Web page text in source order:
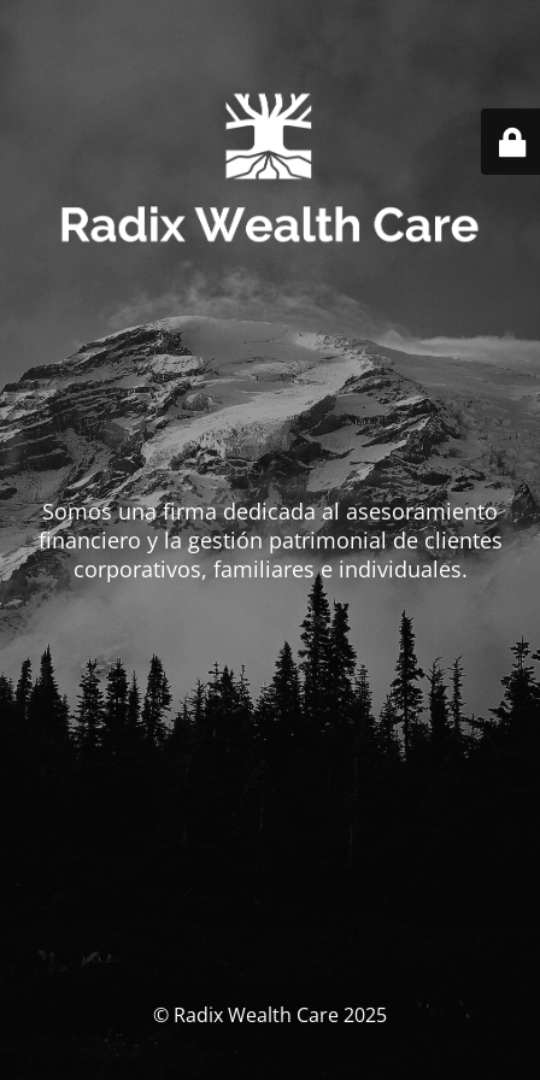
Somos una firma dedicada al asesoramiento
financiero y la gestión patrimonial de clientes
corporativos, familiares e individuales.
© Radix Wealth Care 2025